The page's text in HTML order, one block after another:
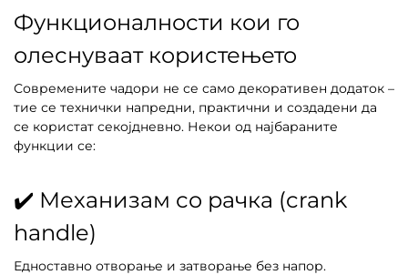
Функционалности кои го
олеснуваат користењето
Современите чадори не се само декоративен додаток –
тие се технички напредни, практични и создадени да
се користат секојдневно. Некои од најбараните
функции се:
✔️ Механизам со рачка (crank
handle)
Едноставно отворање и затворање без напор.